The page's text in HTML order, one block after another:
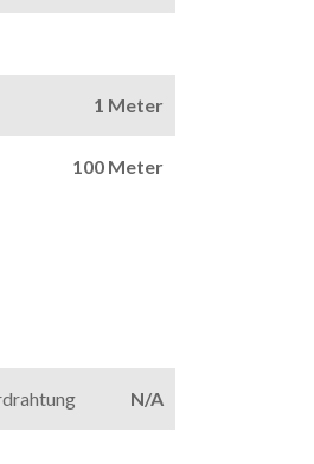
1 Meter
100 Meter
N/A